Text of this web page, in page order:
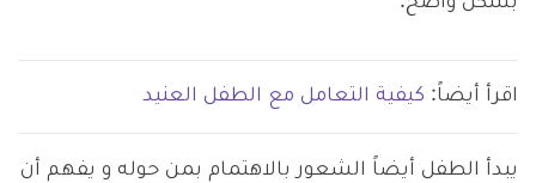
اقرأ أيضاً: كيفية التعامل مع الطفل العنيد
يبدأ الطفل أيضاً الشعور بالاهتمام بمن حوله و يفهم أن